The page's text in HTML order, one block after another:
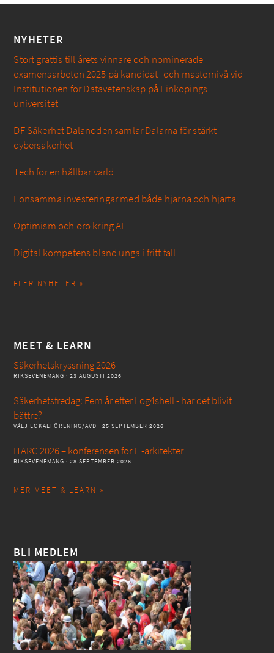
NYHETER
Stort grattis till årets vinnare och nominerade
examensarbeten 2025 på kandidat- och masternivå vid
Institutionen för Datavetenskap på Linköpings
universitet
DF Säkerhet Dalanoden samlar Dalarna för stärkt
cybersäkerhet
Tech för en hållbar värld
Lönsamma investeringar med både hjärna och hjärta
Optimism och oro kring AI
Digital kompetens bland unga i fritt fall
FLER NYHETER »
MEET & LEARN
Säkerhetskryssning 2026
RIKSEVENEMANG · 23 AUGUSTI 2026
Säkerhetsfredag: Fem år efter Log4shell - har det blivit
bättre?
VÄLJ LOKALFÖRENING/AVD · 25 SEPTEMBER 2026
ITARC 2026 – konferensen för IT-arkitekter
RIKSEVENEMANG · 28 SEPTEMBER 2026
MER MEET & LEARN »
BLI MEDLEM